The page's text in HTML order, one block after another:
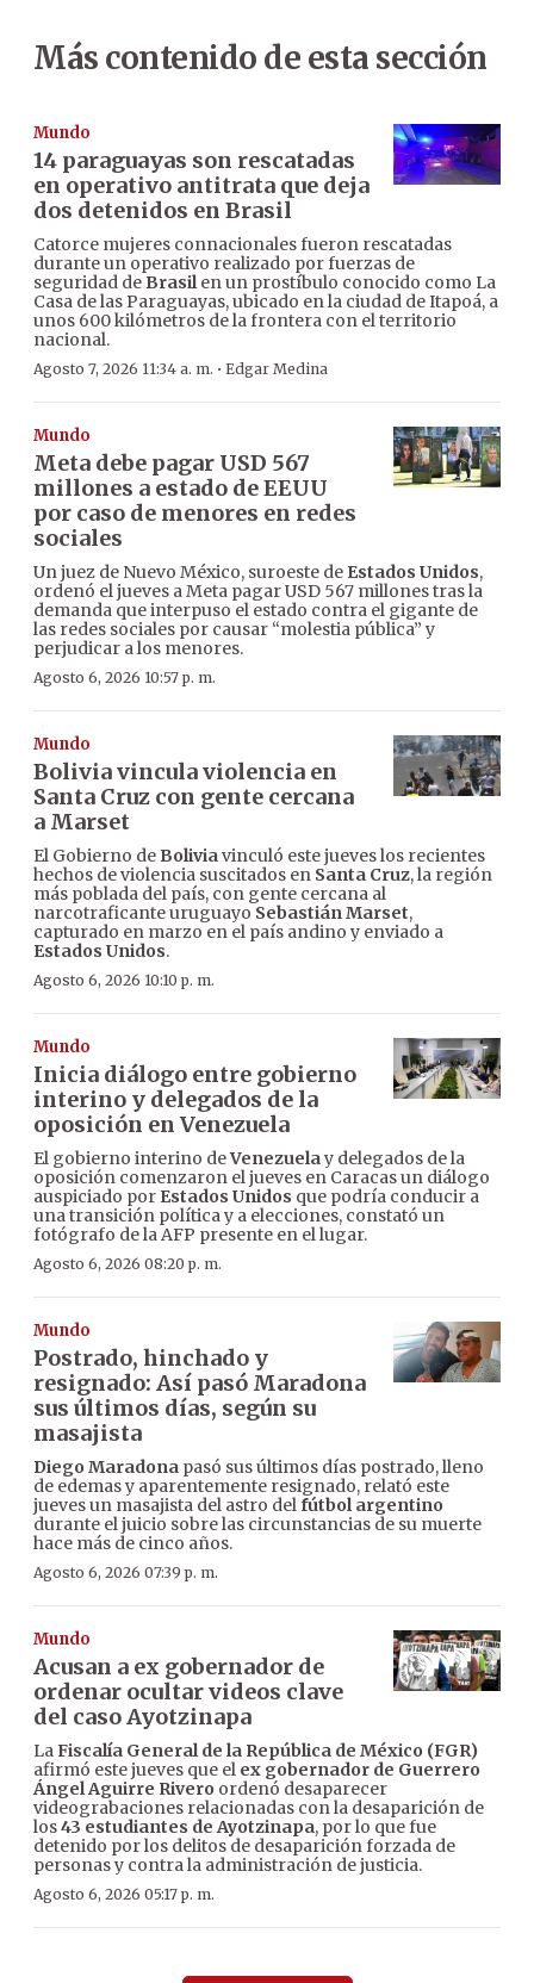
Más contenido de esta sección
Mundo
14 paraguayas son rescatadas
en operativo antitrata que deja
dos detenidos en Brasil
Catorce mujeres connacionales fueron rescatadas
durante un operativo realizado por fuerzas de
seguridad de Brasilen un prostíbulo conocido como La
Casa de las Paraguayas, ubicado en la ciudad de Itapoá, a
unos 600 kilómetros de la frontera con el territorio
nacional.
Agosto 7, 2026 11:34 a. m. · Edgar Medina
Mundo
Meta debe pagar USD 567
millones a estado de EEUU
por caso de menores en redes
sociales
Un juez de Nuevo México, suroeste de Estados Unidos,
ordenó el jueves a Meta pagar USD 567 millones tras la
demanda que interpuso el estado contra el gigante de
las redes sociales por causar “molestia pública” y
perjudicar a los menores.
Agosto 6, 2026 10:57 p. m.
Mundo
Bolivia vincula violencia en
Santa Cruz con gente cercana
a Marset
El Gobierno de Boliviavinculó este jueves los recientes
hechos de violencia suscitados en Santa Cruz, la región
más poblada del país, con gente cercana al
narcotraficante uruguayo Sebastián Marset,
capturado en marzo en el país andino y enviado a
Estados Unidos.
Agosto 6, 2026 10:10 p. m.
Mundo
Inicia diálogo entre gobierno
interino y delegados de la
oposición en Venezuela
El gobierno interino deVenezuelay delegados de la
oposición comenzaron el jueves en Caracas un diálogo
auspiciado por Estados Unidos que podría conducir a
una transición política y a elecciones, constató un
fotógrafo de la AFP presente en el lugar.
Agosto 6, 2026 08:20 p. m.
Mundo
Postrado, hinchado y
resignado: Así pasó Maradona
sus últimos días, según su
masajista
Diego Maradona pasó sus últimos días postrado, lleno
de edemas y aparentemente resignado, relató este
jueves un masajista del astro delfútbol argentino
durante el juicio sobre las circunstancias de su muerte
hace más de cinco años.
Agosto 6, 2026 07:39 p. m.
Mundo
Acusan a ex gobernador de
ordenar ocultar videos clave
del caso Ayotzinapa
LaFiscalía General de la República de México (FGR)
afirmó este jueves que el ex gobernador de Guerrero
Ángel Aguirre Rivero ordenó desaparecer
videograbaciones relacionadas con la desaparición de
los43 estudiantes de Ayotzinapa, por lo que fue
detenido por los delitos de desaparición forzada de
personas y contra la administración de justicia.
Agosto 6, 2026 05:17 p. m.